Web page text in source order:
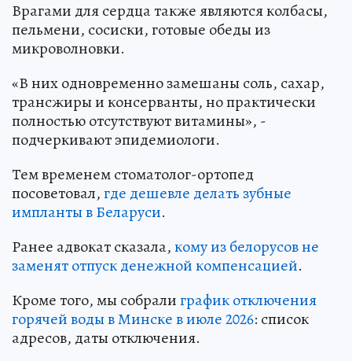
Врагами для сердца также являются колбасы,
пельмени, сосиски, готовые обеды из
микроволновки.
«В них одновременно замешаны соль, сахар,
трансжиры и консерванты, но практически
полностью отсутствуют витамины», -
подчеркивают эпидемиологи.
Тем временем стоматолог-ортопед
посоветовал,где дешевле делать зубные
импланты в Беларуси.
Ранее адвокат сказала,кому из белорусов не
заменят отпуск денежной компенсацией.
Кроме того, мы собралиграфик отключения
горячей воды в Минске в июле 2026: список
адресов, даты отключения.